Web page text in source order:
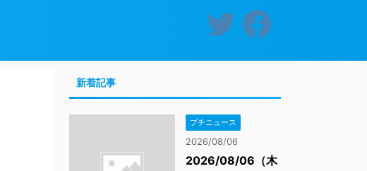
新着記事
プチニュース
2026/08/06
2026/08/06（木